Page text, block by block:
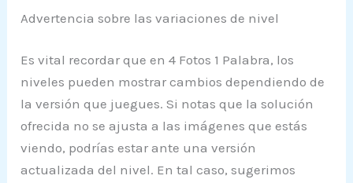
Advertencia sobre las variaciones de nivel
Es vital recordar que en 4 Fotos 1 Palabra, los
niveles pueden mostrar cambios dependiendo de
la versión que juegues. Si notas que la solución
ofrecida no se ajusta a las imágenes que estás
viendo, podrías estar ante una versión
actualizada del nivel. En tal caso, sugerimos